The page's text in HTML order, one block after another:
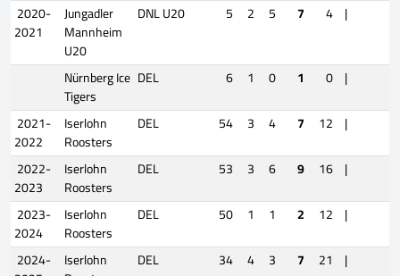
2020-
2021
Jungadler
Mannheim
U20
DNL U20 5 2 5 7 4 |
Nürnberg Ice
Tigers
DEL 6 1 0 1 0 |
2021-
2022
Iserlohn
Roosters
DEL 54 3 4 7 12 |
2022-
2023
Iserlohn
Roosters
DEL 53 3 6 9 16 |
2023-
2024
Iserlohn
Roosters
DEL 50 1 1 2 12 |
2024-
Iserlohn
DEL 34 4 3 7 21 |